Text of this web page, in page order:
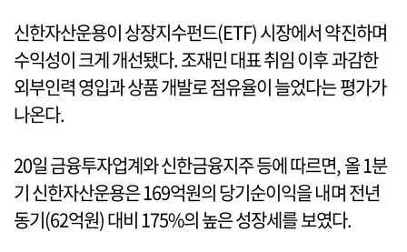
신한자산운용이 상장지수펀드(ETF) 시장에서 약진하며
수익성이 크게 개선됐다. 조재민 대표 취임 이후 과감한
외부인력 영입과 상품 개발로 점유율이 늘었다는 평가가
나온다.
20일 금융투자업계와 신한금융지주 등에 따르면, 올 1분
기 신한자산운용은 169억원의 당기순이익을 내며 전년
동기(62억원) 대비 175%의 높은 성장세를 보였다.